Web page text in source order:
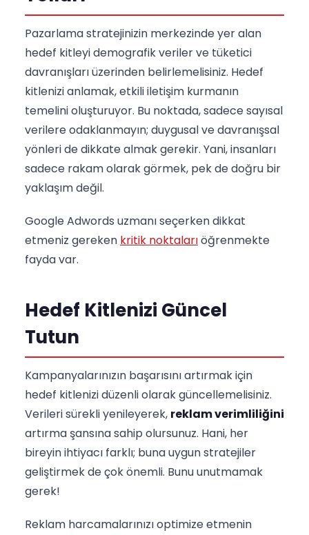
Pazarlama stratejinizin merkezinde yer alan
hedef kitleyi demografik veriler ve tüketici
davranışları üzerinden belirlemelisiniz. Hedef
kitlenizi anlamak, etkili iletişim kurmanın
temelini oluşturuyor. Bu noktada, sadece sayısal
verilere odaklanmayın; duygusal ve davranışsal
yönleri de dikkate almak gerekir. Yani, insanları
sadece rakam olarak görmek, pek de doğru bir
yaklaşım değil.
Google Adwords uzmanı seçerken dikkat
etmeniz gereken kritik noktalarıöğrenmekte
fayda var.
Hedef Kitlenizi Güncel
Tutun
Kampanyalarınızın başarısını artırmak için
hedef kitlenizi düzenli olarak güncellemelisiniz.
Verileri sürekli yenileyerek, reklam verimliliğini
artırma şansına sahip olursunuz. Hani, her
bireyin ihtiyacı farklı; buna uygun stratejiler
geliştirmek de çok önemli. Bunu unutmamak
gerek!
Reklam harcamalarınızı optimize etmenin